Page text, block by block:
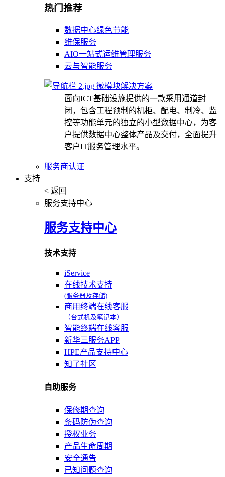
热门推荐
数据中心绿色节能
维保服务
AIO一站式运维管理服务
云与智能服务
微模块解决方案
面向ICT基础设施提供的一款采用通道封
闭，包含工程预制的机柜、配电、制冷、监
控等功能单元的独立的小型数据中心，为客
户提供数据中心整体产品及交付，全面提升
客户IT服务管理水平。
服务商认证
支持
< 返回
服务支持中心
服务支持中心
技术支持
iService
在线技术支持
(服务器及存储)
商用终端在线客服
（台式机及笔记本）
智能终端在线客服
新华三服务APP
HPE产品支持中心
知了社区
自助服务
保修期查询
条码防伪查询
授权业务
产品生命周期
安全通告
已知问题查询